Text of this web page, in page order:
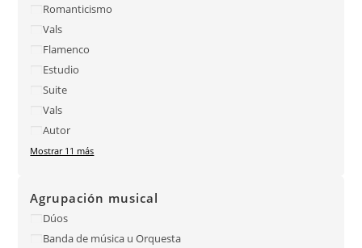
Romanticismo
Vals
Flamenco
Estudio
Suite
Vals
Autor
Mostrar 11 más
Agrupación musical
Dúos
Banda de música u Orquesta